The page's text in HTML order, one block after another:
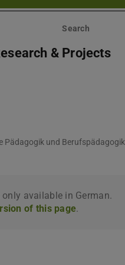
Search
& Projects
Pädagogik und Berufspädagogik
available in German.
of this page.